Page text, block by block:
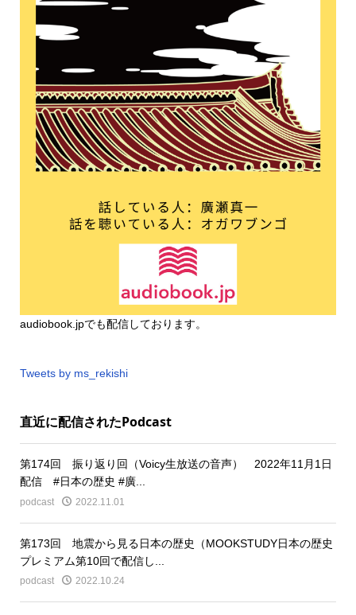
audiobook.jpでも配信しております。
Tweets by ms_rekishi
直近に配信されたPodcast
第174回 振り返り回（Voicy生放送の音声） 2022年11月1日
配信 #日本の歴史 #廣...
podcast 2022.11.01
第173回 地震から見る日本の歴史（MOOKSTUDY日本の歴史
プレミアム第10回で配信し...
podcast 2022.10.24